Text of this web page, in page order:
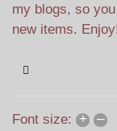
my blogs, so
new items. Enjoy!
Home
Font size: + –